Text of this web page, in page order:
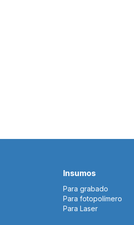
Insumos
Para grabado
Para fotopolímero
Para Laser